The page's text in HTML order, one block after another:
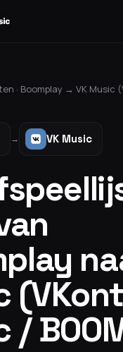
· Boomplay → VK Music
→ VK Music
/